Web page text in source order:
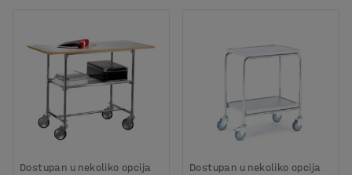
Dostupan u nekoliko opcija Dostupan u nekoliko opcija